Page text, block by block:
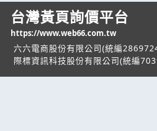
台灣黃頁詢價平台
https://www.web66.com.tw
六六電商股份有限公司(統編
際標資訊科技股份有限公司(統編